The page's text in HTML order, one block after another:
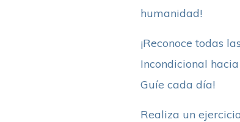
humanidad!
¡Reconoce todas
Incondicional
Guíe cada día!
Realiza un